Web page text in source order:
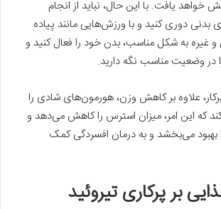
خواهد یافت. با این حال، نباید از انجام
دوری کنید و با ورزش‌هایی مانند پیاده
و غیره به شکل مناسب، بدن خود را فعال کنید و
در وضعیت مناسب نگه دارید.
علاوه بر کاهش وزن، هورمون‌های شادی را
که این امر، میزان استرس را کاهش می‌دهد و
می‌بخشد و به درمان افسردگی کمک
بر پرکاری تیروئید